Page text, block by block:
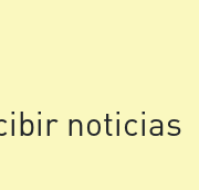
noticias